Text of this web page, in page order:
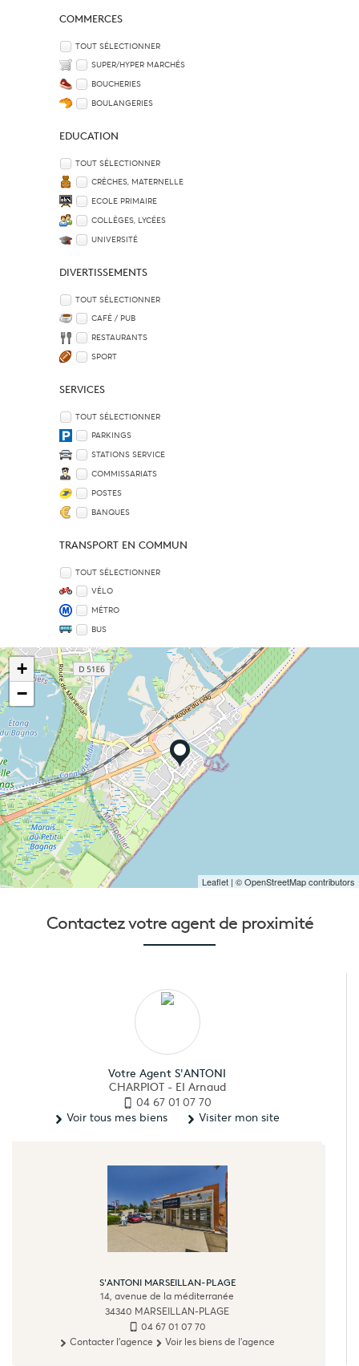
COMMERCES
TOUT SÉLECTIONNER
SUPER/HYPER MARCHÉS
BOUCHERIES
BOULANGERIES
EDUCATION
TOUT SÉLECTIONNER
CRÈCHES, MATERNELLE
ECOLE PRIMAIRE
COLLÈGES, LYCÉES
UNIVERSITÉ
DIVERTISSEMENTS
TOUT SÉLECTIONNER
CAFÉ / PUB
RESTAURANTS
SPORT
SERVICES
TOUT SÉLECTIONNER
PARKINGS
STATIONS SERVICE
COMMISSARIATS
POSTES
BANQUES
TRANSPORT EN COMMUN
TOUT SÉLECTIONNER
VÉLO
MÉTRO
BUS
+
−
Leaflet | © OpenStreetMap contributors
Contactez votre agent de proximité
Votre Agent S'ANTONI
CHARPIOT - EI Arnaud
04 67 01 07 70
Voir tous mes biens
Visiter mon site
S'ANTONI MARSEILLAN-PLAGE
14, avenue de la méditerranée
34340 MARSEILLAN-PLAGE
04 67 01 07 70
Contacter l'agence
Voir les biens de l'agence